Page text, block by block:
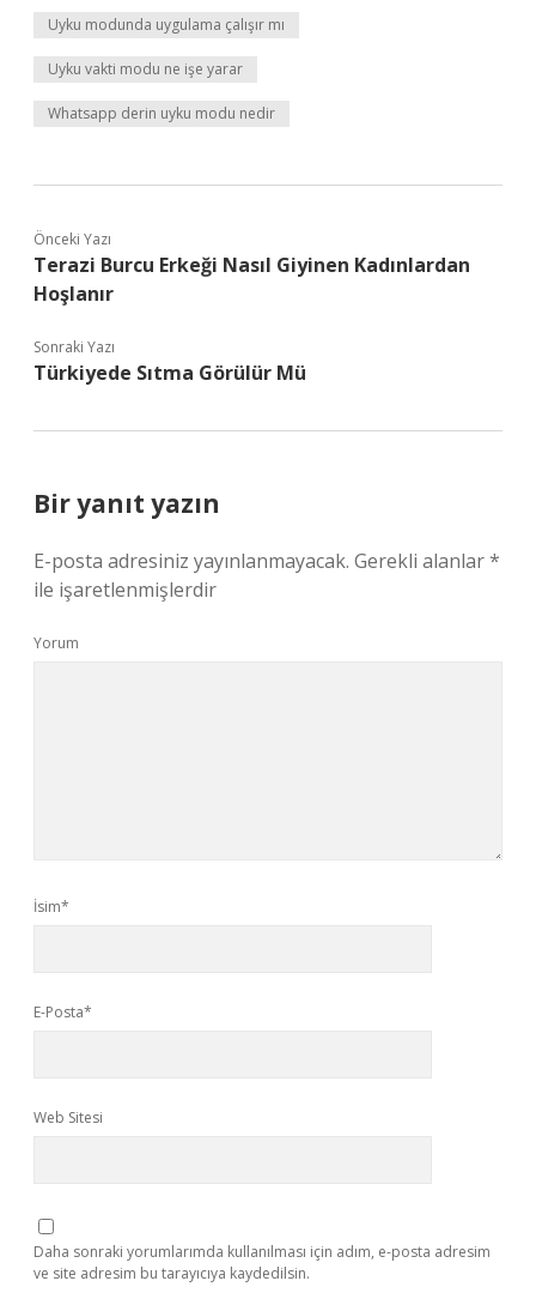
Uyku modunda uygulama çalışır mı
Uyku vakti modu ne işe yarar
Whatsapp derin uyku modu nedir
Önceki Yazı
Terazi Burcu Erkeği Nasıl Giyinen Kadınlardan
Hoşlanır
Sonraki Yazı
Türkiyede Sıtma Görülür Mü
Bir yanıt yazın
E-posta adresiniz yayınlanmayacak. Gerekli alanlar*
ile işaretlenmişlerdir
Yorum
İsim*
E-Posta*
Web Sitesi
Daha sonraki yorumlarımda kullanılması için adım, e-posta adresim
ve site adresim bu tarayıcıya kaydedilsin.